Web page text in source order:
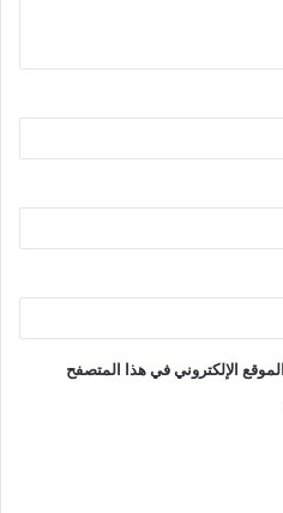
الإلكتروني في هذا المتصفح